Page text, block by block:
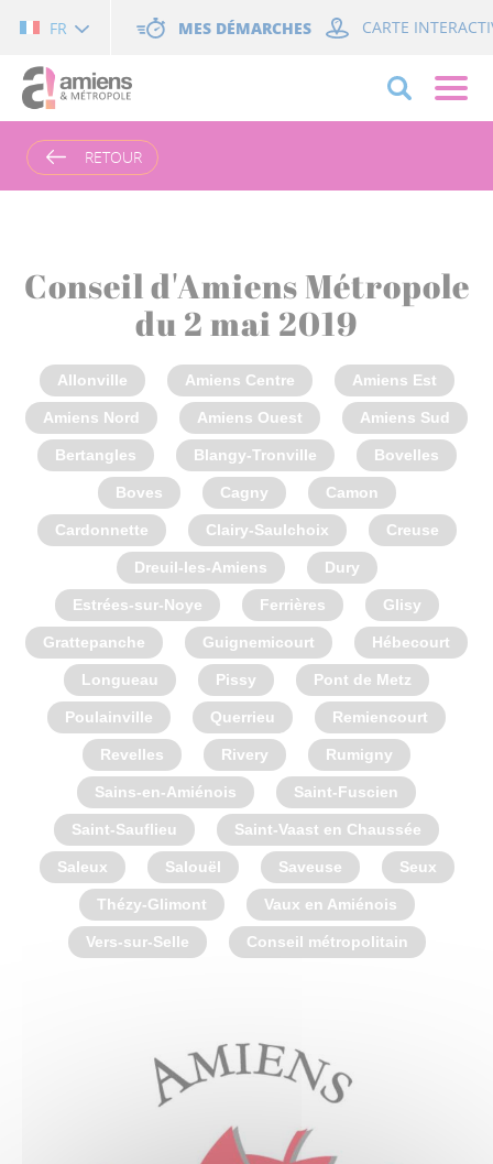
FR MES DÉMARCHES CARTE
RETOUR
Conseil d'Amiens Métropole
du 2 mai 2019
Allonville Amiens Centre Amiens Est
Amiens Nord Amiens Ouest Amiens Sud
Bertangles Blangy-Tronville Bovelles
Boves Cagny Camon
Cardonnette Clairy-Saulchoix Creuse
Dreuil-les-Amiens Dury
Estrées-sur-Noye Ferrières Glisy
Grattepanche Guignemicourt Hébecourt
Longueau Pissy Pont de Metz
Poulainville Querrieu Remiencourt
Revelles Rivery Rumigny
Sains-en-Amiénois Saint-Fuscien
Saint-Sauflieu Saint-Vaast en Chaussée
Saleux Salouël Saveuse Seux
Thézy-Glimont Vaux en Amiénois
Vers-sur-Selle Conseil métropolitain